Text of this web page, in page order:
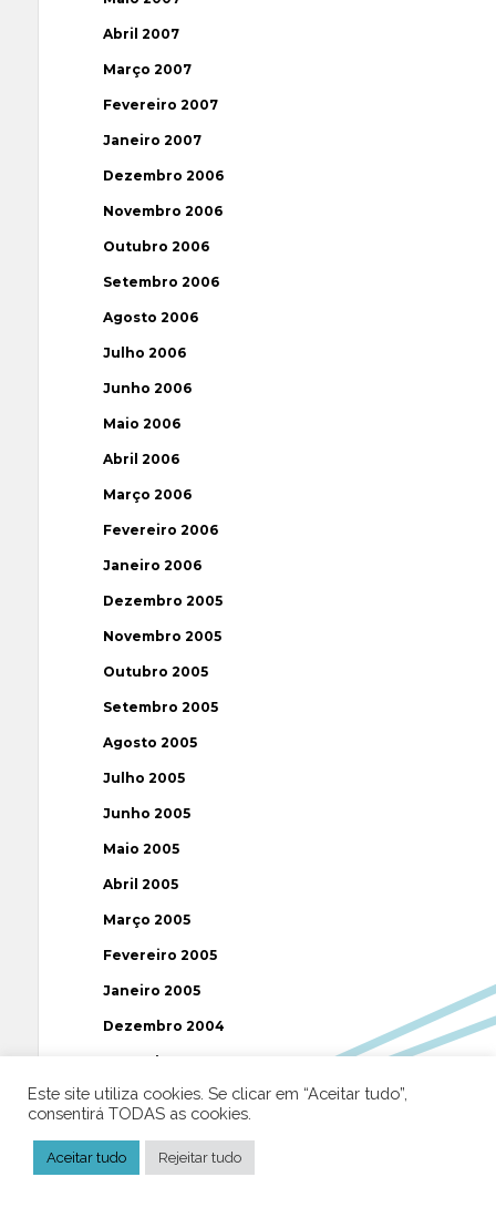
Abril 2007
Março 2007
Fevereiro 2007
Janeiro 2007
Dezembro 2006
Novembro 2006
Outubro 2006
Setembro 2006
Agosto 2006
Julho 2006
Junho 2006
Maio 2006
Abril 2006
Março 2006
Fevereiro 2006
Janeiro 2006
Dezembro 2005
Novembro 2005
Outubro 2005
Setembro 2005
Agosto 2005
Julho 2005
Junho 2005
Maio 2005
Abril 2005
Março 2005
Fevereiro 2005
Janeiro 2005
Dezembro 2004
Novembro 2004
Outubro 2004
Agosto 2004
Este site utiliza cookies. Se clicar em “Aceitar tudo”,
consentirá TODAS as cookies.
Aceitar tudo Rejeitar tudo